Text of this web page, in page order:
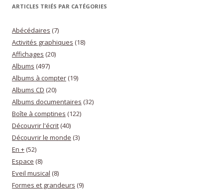
ARTICLES TRIÉS PAR CATÉGORIES
Abécédaires (7)
Activités graphiques (18)
Affichages (20)
Albums (497)
Albums à compter (19)
Albums CD (20)
Albums documentaires (32)
Boîte à comptines (122)
Découvrir l'écrit (40)
Découvrir le monde (3)
En + (52)
Espace (8)
Eveil musical (8)
Formes et grandeurs (9)